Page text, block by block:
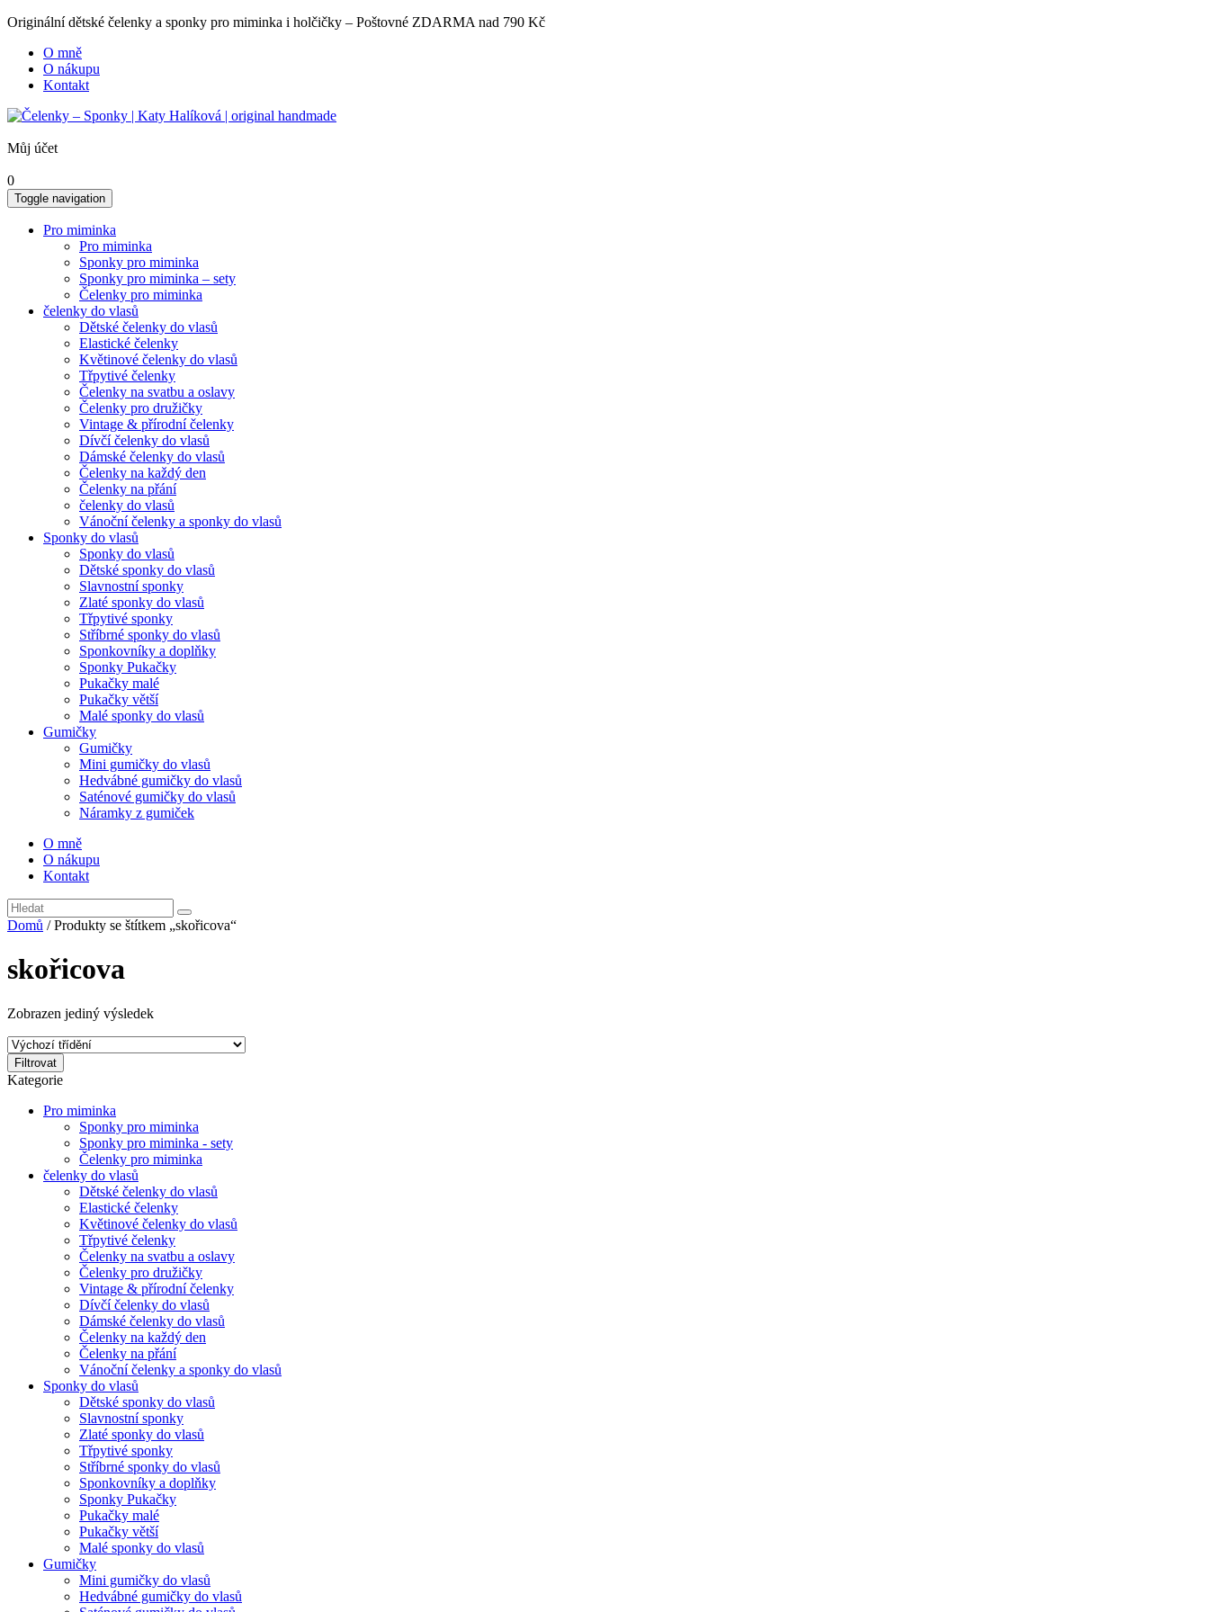
Originální dětské čelenky a sponky pro miminka i holčičky – Poštovné ZDARMA nad 790 Kč
O mně
O nákupu
Kontakt
Můj účet
0
Toggle navigation
Pro miminka
Pro miminka
Sponky pro miminka
Sponky pro miminka – sety
Čelenky pro miminka
čelenky do vlasů
Dětské čelenky do vlasů
Elastické čelenky
Květinové čelenky do vlasů
Třpytivé čelenky
Čelenky na svatbu a oslavy
Čelenky pro družičky
Vintage & přírodní čelenky
Dívčí čelenky do vlasů
Dámské čelenky do vlasů
Čelenky na každý den
Čelenky na přání
čelenky do vlasů
Vánoční čelenky a sponky do vlasů
Sponky do vlasů
Sponky do vlasů
Dětské sponky do vlasů
Slavnostní sponky
Zlaté sponky do vlasů
Třpytivé sponky
Stříbrné sponky do vlasů
Sponkovníky a doplňky
Sponky Pukačky
Pukačky malé
Pukačky větší
Malé sponky do vlasů
Gumičky
Gumičky
Mini gumičky do vlasů
Hedvábné gumičky do vlasů
Saténové gumičky do vlasů
Náramky z gumiček
O mně
O nákupu
Kontakt
Domů / Produkty se štítkem „skořicova“
skořicova
Zobrazen jediný výsledek
Filtrovat
Kategorie
Pro miminka
Sponky pro miminka
Sponky pro miminka - sety
Čelenky pro miminka
čelenky do vlasů
Dětské čelenky do vlasů
Elastické čelenky
Květinové čelenky do vlasů
Třpytivé čelenky
Čelenky na svatbu a oslavy
Čelenky pro družičky
Vintage & přírodní čelenky
Dívčí čelenky do vlasů
Dámské čelenky do vlasů
Čelenky na každý den
Čelenky na přání
Vánoční čelenky a sponky do vlasů
Sponky do vlasů
Dětské sponky do vlasů
Slavnostní sponky
Zlaté sponky do vlasů
Třpytivé sponky
Stříbrné sponky do vlasů
Sponkovníky a doplňky
Sponky Pukačky
Pukačky malé
Pukačky větší
Malé sponky do vlasů
Gumičky
Mini gumičky do vlasů
Hedvábné gumičky do vlasů